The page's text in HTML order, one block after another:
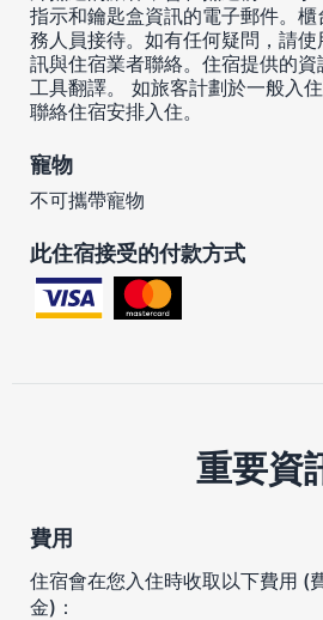
指示和鑰匙盒資訊的電子郵件。
務人員接待。如有任何疑問，請
訊與住宿業者聯絡。住宿提供的
工具翻譯。 如旅客計劃於一般入
聯絡住宿安排入住。
寵物
不可攜帶寵物
此住宿接受的付款方式
重要資
費用
住宿會在您入住時收取以下費用 (
金)：